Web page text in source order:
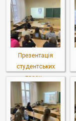
Презентація
студентських
проєк...